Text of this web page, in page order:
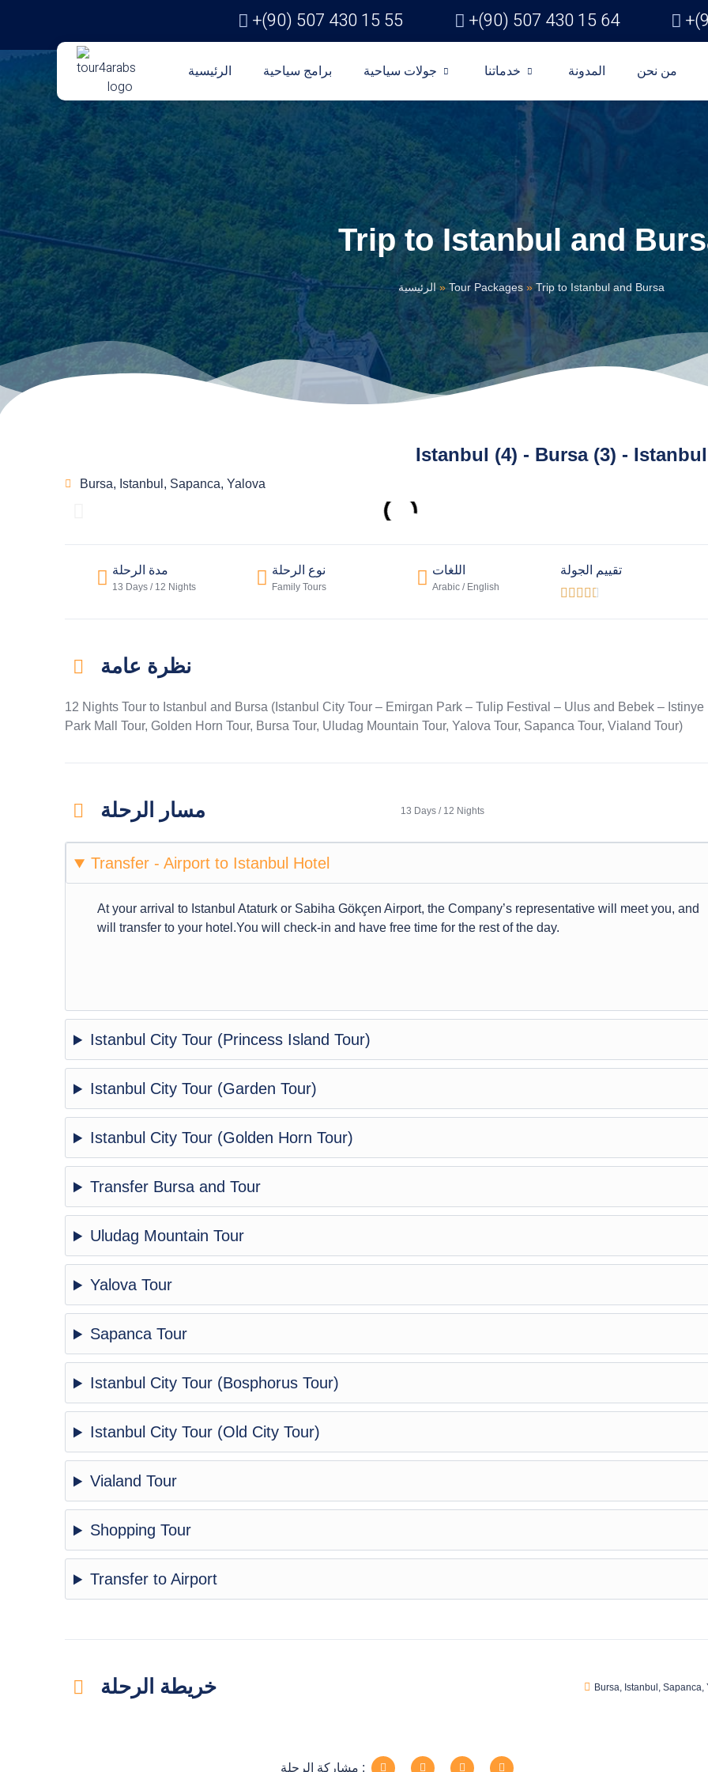
+(90) 507 430 15 55 +(90) 507 430 15 64
الرئيسية برامج سياحية جولات سياحية خدماتنا المدونة من نحن
Trip to Istanbul and
الرئيسية»Tour Packages»Trip to Istanbul and Bursa
Istanbul (4) - Bursa (3) -
Bursa, Istanbul , Sapanca, Yalova
مدة الرحلة
13 Days / 12 Nights
نوع الرحلة
Family Tours
اللغات
Arabic / English
تقييم الجولة
    
نظرة عامة
12 Nights Tour to Istanbul and Bursa (Istanbul City Tour – Emirgan Park – Tulip Festival – Ulus and Bebek – Istinye
Park Mall Tour, Golden Horn Tour, Bursa Tour, Uludag Mountain Tour, Yalova Tour, Sapanca Tour, Vialand Tour)
مسار الرحلة 13 Days / 12 Nights
Transfer - Airport to Istanbul Hotel
At your arrival to Istanbul Ataturk or Sabiha Gökçen Airport, the Company’s representative will meet you, and
will transfer to your hotel.You will check-in and have free time for the rest of the day.
Istanbul City Tour (Princess Island Tour)
Istanbul City Tour (Garden Tour)
Istanbul City Tour (Golden Horn Tour)
Transfer Bursa and Tour
Uludag Mountain Tour
Yalova Tour
Sapanca Tour
Istanbul City Tour (Bosphorus Tour)
Istanbul City Tour (Old City Tour)
Vialand Tour
Shopping Tour
Transfer to Airport
خريطة الرحلة Bursa, Istanbul,Sapanca,
مشاركة الرحلة :